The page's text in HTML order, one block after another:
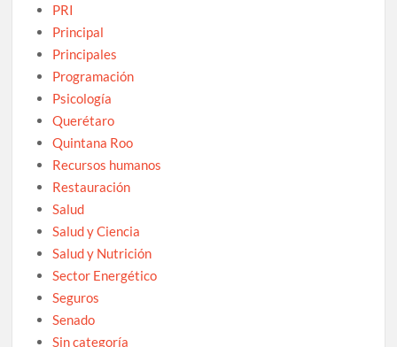
PRI
Principal
Principales
Programación
Psicología
Querétaro
Quintana Roo
Recursos humanos
Restauración
Salud
Salud y Ciencia
Salud y Nutrición
Sector Energético
Seguros
Senado
Sin categoría